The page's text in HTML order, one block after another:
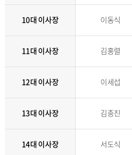
10대 이사장 이동식
11대 이사장 김홍렬
12대 이사장 이세섭
13대 이사장 김종진
14대 이사장 서도식